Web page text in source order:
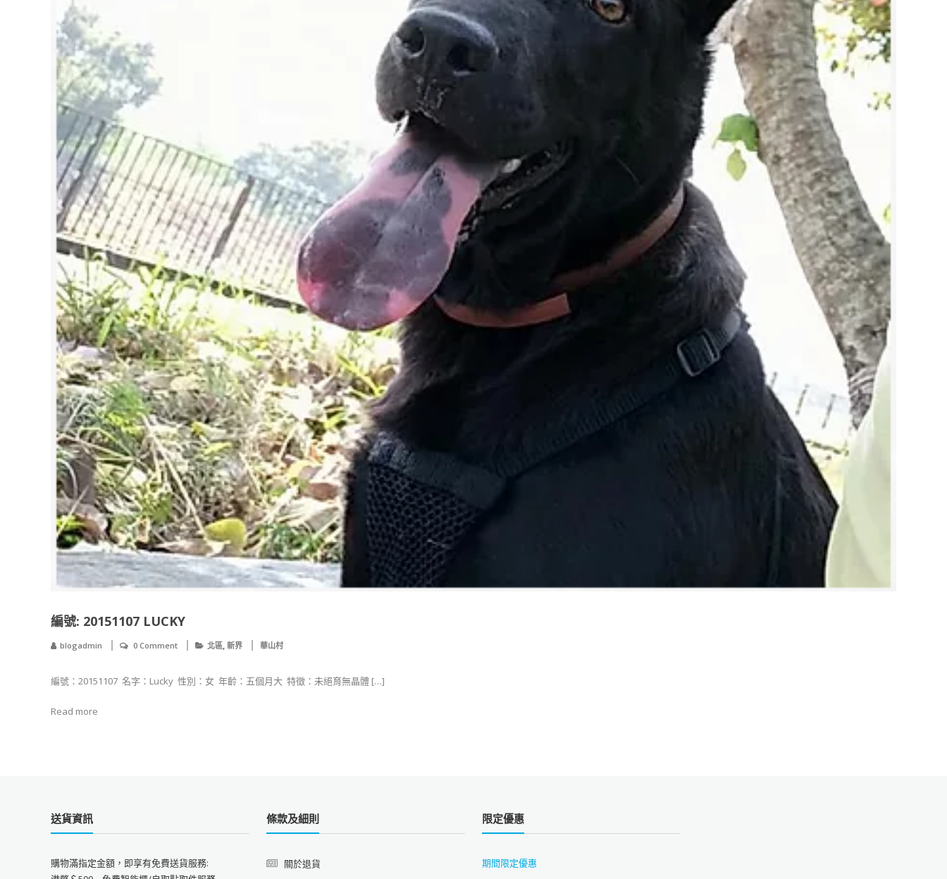
​​​​編號: 20151107 LUCKY
blogadmin 0 Comment 北區, 新界 華山村
​​​​編號：20151107 ​ 名字：Lucky ​ 性別：女 ​ 年齡：五個月大 ​ 特徵：未絕育無晶體 […]
Read more
送貨資訊
購物滿指定金額，即享有免費送貨服務:
條款及細則
關於退貨
限定優惠
期間限定優惠